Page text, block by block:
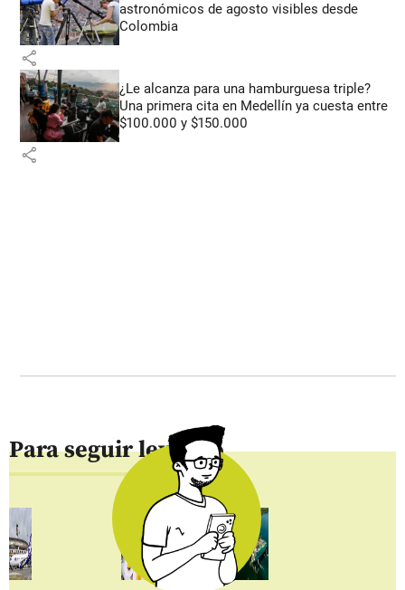
astronómicos de agosto visibles desde
Colombia
share
¿Le alcanza para una hamburguesa triple?
Una primera cita en Medellín ya cuesta entre
$100.000 y $150.000
share
Para seguir leyendo